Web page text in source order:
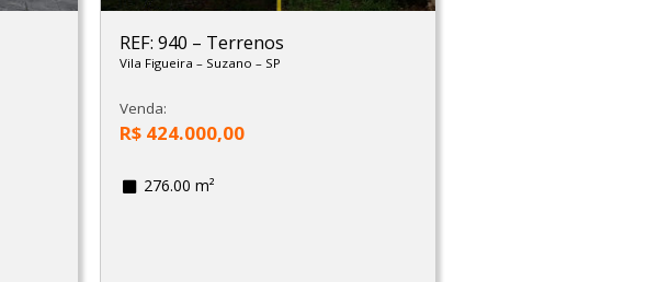
REF: 940 – Terrenos
Vila Figueira– Suzano– SP
Venda:
R$ 424.000,00
276.00 m²